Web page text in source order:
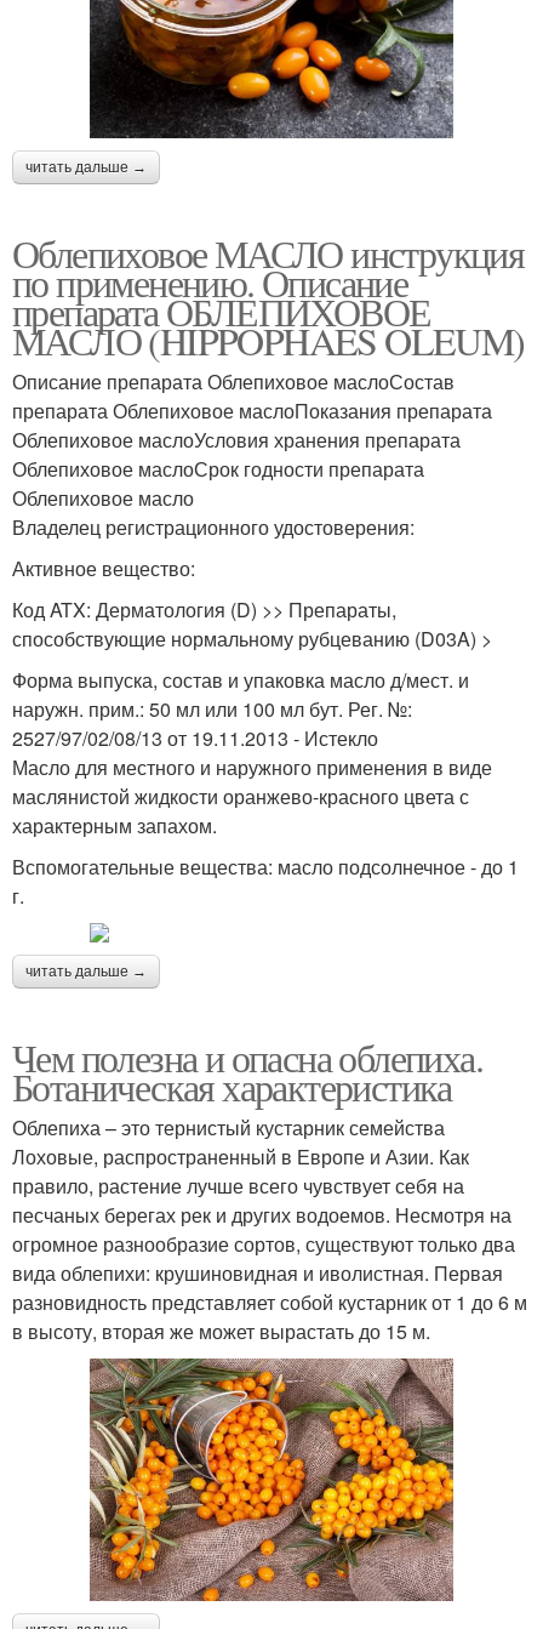
читать дальше →
Облепиховое МАСЛО инструкция
по применению. Описание
препарата ОБЛЕПИХОВОЕ
МАСЛО (HIPPOPHAES OLEUM)
Описание препарата Облепиховое маслоСостав
препарата Облепиховое маслоПоказания препарата
Облепиховое маслоУсловия хранения препарата
Облепиховое маслоСрок годности препарата
Облепиховое масло
Владелец регистрационного удостоверения:
Активное вещество:
Код ATX: Дерматология (D) >> Препараты,
способствующие нормальному рубцеванию (D03A) >
Форма выпуска, состав и упаковка масло д/мест. и
наружн. прим.: 50 мл или 100 мл бут. Рег. №:
2527/97/02/08/13 от 19.11.2013 - Истекло
Масло для местного и наружного применения в виде
маслянистой жидкости оранжево-красного цвета с
характерным запахом.
Вспомогательные вещества: масло подсолнечное - до 1
г.
читать дальше →
Чем полезна и опасна облепиха.
Ботаническая характеристика
Облепиха – это тернистый кустарник семейства
Лоховые, распространенный в Европе и Азии. Как
правило, растение лучше всего чувствует себя на
песчаных берегах рек и других водоемов. Несмотря на
огромное разнообразие сортов, существуют только два
вида облепихи: крушиновидная и иволистная. Первая
разновидность представляет собой кустарник от 1 до 6 м
в высоту, вторая же может вырастать до 15 м.